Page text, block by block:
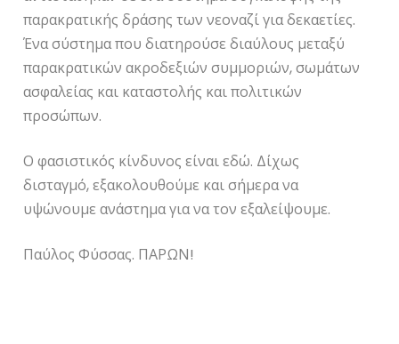
παρακρατικής δράσης των νεοναζί για δεκαετίες.
Ένα σύστημα που διατηρούσε διαύλους μεταξύ
παρακρατικών ακροδεξιών συμμοριών, σωμάτων
ασφαλείας και καταστολής και πολιτικών
προσώπων.
Ο φασιστικός κίνδυνος είναι εδώ. Δίχως
δισταγμό, εξακολουθούμε και σήμερα να
υψώνουμε ανάστημα για να τον εξαλείψουμε.
Παύλος Φύσσας. ΠΑΡΩΝ!